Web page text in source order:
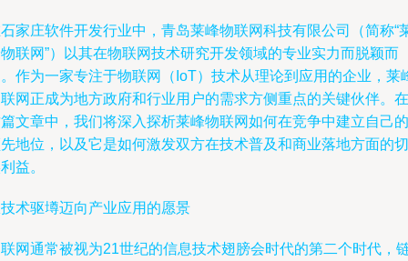
家庄软件开发行业中，青岛莱峰物联网科技有限公司（简称“
联网”）以其在物联网技术研究开发领域的专业实力而脱颖而
作为一家专注于物联网（IoT）技术从理论到应用的企业，莱
网正成为地方政府和行业用户的需求方侧重点的关键伙伴。在
文章中，我们将深入探析莱峰物联网如何在竞争中建立自己的
地位，以及它是如何激发双方在技术普及和商业落地方面的切
益。
术驱壿迈向产业应用的愿景
网通常被视为21世纪的信息技术翅膀会时代的第二个时代，